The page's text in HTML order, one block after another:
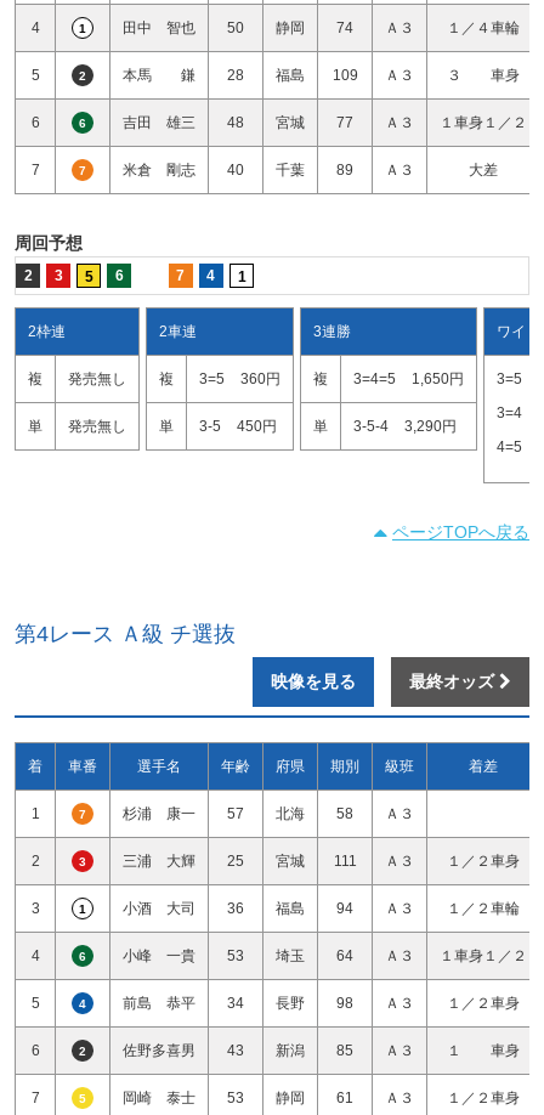
4 1 田中 智也 50 静岡 74 Ａ３ １／４車輪
5 2 本馬 鎌 28 福島 109 Ａ３ ３ 車身
6 6 吉田 雄三 48 宮城 77 Ａ３ １車身１／２
7 7 米倉 剛志 40 千葉 89 Ａ３ 大差
周回予想
2 3 5 6 7 4 1
2枠連
複 発売無し
単 発売無し
2車連
複 3=5 360円
単 3-5 450円
3連勝
複 3=4=5 1,650円
単 3-5-4 3,290円
ワイド
3=5
3=4
4=5
ページTOPへ戻る
第4レース Ａ級 チ選抜
映像を見る 最終オッズ
着 車番 選手名 年齢 府県 期別 級班 着差
1 7 杉浦 康一 57 北海 58 Ａ３
2 3 三浦 大輝 25 宮城 111 Ａ３ １／２車身
3 1 小酒 大司 36 福島 94 Ａ３ １／２車輪
4 6 小峰 一貴 53 埼玉 64 Ａ３ １車身１／２
5 4 前島 恭平 34 長野 98 Ａ３ １／２車身
6 2 佐野多喜男 43 新潟 85 Ａ３ １ 車身
7 5 岡崎 泰士 53 静岡 61 Ａ３ １／２車身